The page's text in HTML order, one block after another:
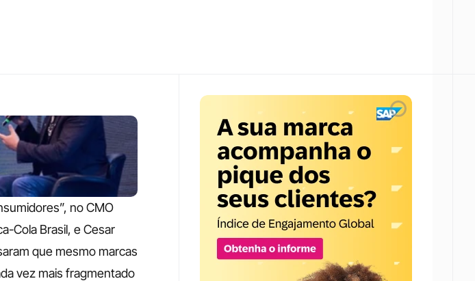
no CMO
Cola Brasil, e Cesar
que mesmo marcas
vez mais fragmentado